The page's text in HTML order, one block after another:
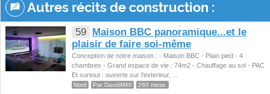
Autres récits de construction :
59
Maison BBC panoramique...et le
plaisir de faire soi-même
Conception de notre maison : - Maison BBC - Plain pied - 4
chambres - Grand espace de vie : 74m2 - Chauffage au sol - PAC
Et surtout : ouverte sur l'exterieur, ...
Nord Par DavidM40 260 mess.